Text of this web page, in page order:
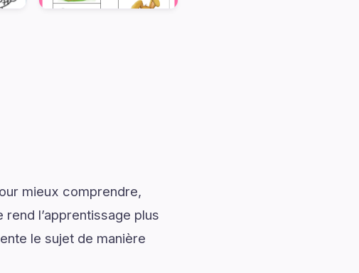
mieux comprendre,
l’apprentissage plus
le sujet de manière